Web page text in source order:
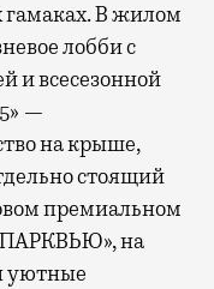
гамаках. В жилом
лобби с
и всесезонной
—
на крыше,
стоящий
премиальном
ПАРКВЬЮ», на
уютные